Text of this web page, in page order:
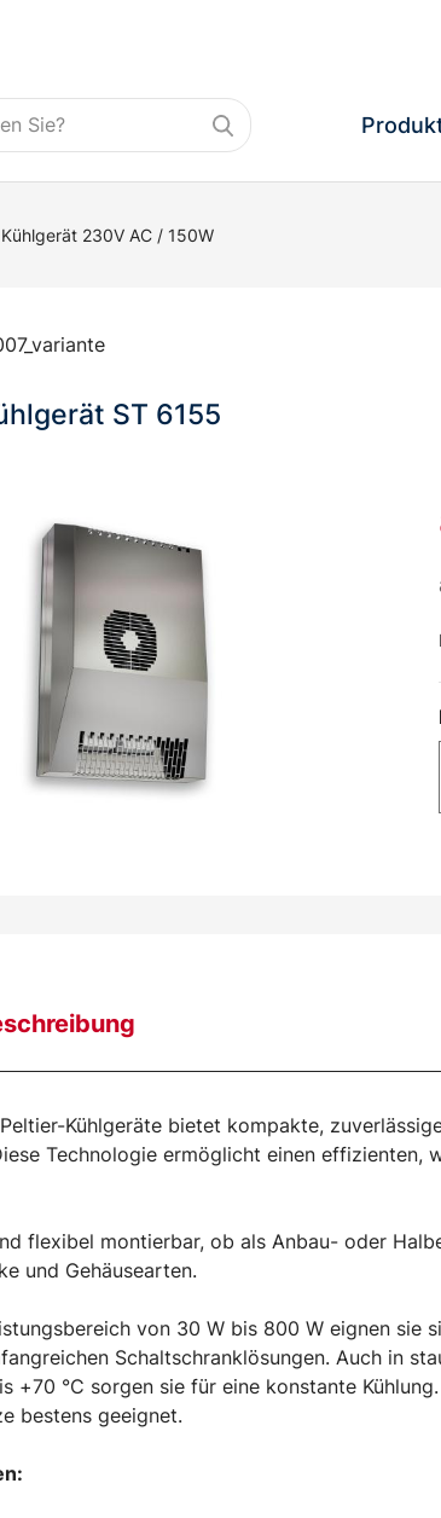
230V AC / 150W
ST 6155
Kühlgeräte bietet kompakte,
Technologie ermöglicht einen effizienten,
flexibel montierbar, ob als Anbau- oder
und Gehäusearten.
von 30 W bis 800 W eignen sie
Schaltschranklösungen. Auch in
+70 °C sorgen sie für eine konstante
bestens geeignet.